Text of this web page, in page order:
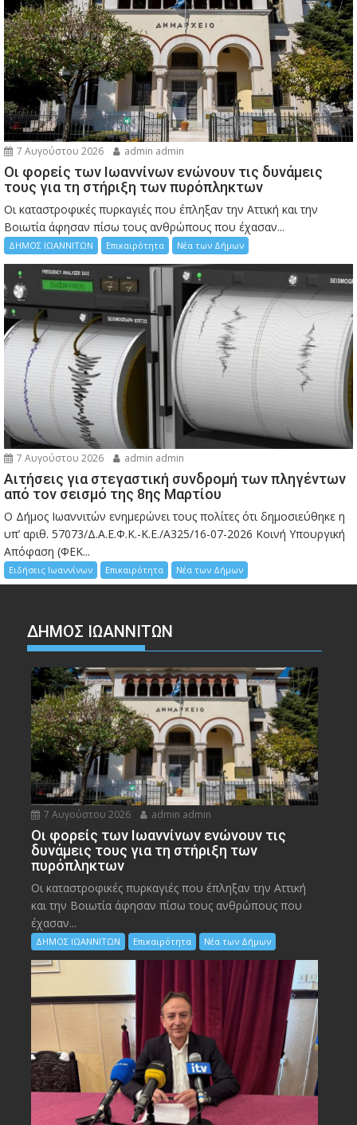
7 Αυγούστου 2026 admin admin
Οι φορείς των Ιωαννίνων ενώνουν τις δυνάμεις
τους για τη στήριξη των πυρόπληκτων
Οι καταστροφικές πυρκαγιές που έπληξαν την Αττική και την
Bοιωτία άφησαν πίσω τους ανθρώπους που έχασαν...
ΔΗΜΟΣ ΙΩΑΝΝΙΤΩΝ Επικαιρότητα Νέα των Δήμων
7 Αυγούστου 2026 admin admin
Αιτήσεις για στεγαστική συνδρομή των πληγέντων
από τον σεισμό της 8ης Μαρτίου
Ο Δήμος Ιωαννιτών ενημερώνει τους πολίτες ότι δημοσιεύθηκε η
υπ’ αριθ. 57073/Δ.Α.Ε.Φ.Κ.-Κ.Ε./Α325/16-07-2026 Κοινή Υπουργική
Απόφαση (ΦΕΚ...
Ειδήσεις Ιωαννίνων Επικαιρότητα Νέα των Δήμων
ΔΗΜΟΣ ΙΩΑΝΝΙΤΩΝ
7 Αυγούστου 2026 admin admin
Οι φορείς των Ιωαννίνων ενώνουν τις
δυνάμεις τους για τη στήριξη των
πυρόπληκτων
Οι καταστροφικές πυρκαγιές που έπληξαν την Αττική
και την Bοιωτία άφησαν πίσω τους ανθρώπους που
έχασαν...
ΔΗΜΟΣ ΙΩΑΝΝΙΤΩΝ Επικαιρότητα Νέα των Δήμων